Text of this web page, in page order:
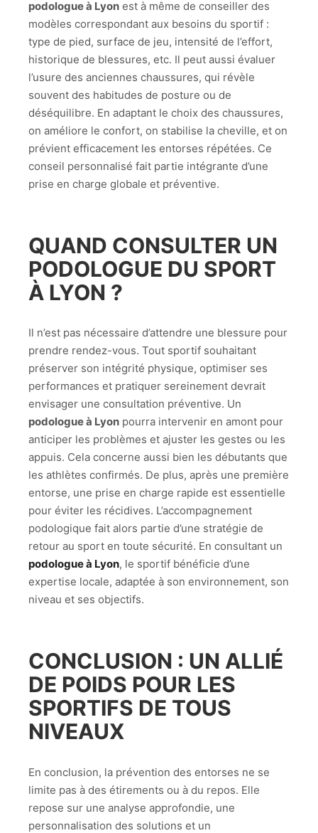
podologue à Lyon est à même de conseiller des
modèles correspondant aux besoins du sportif :
type de pied, surface de jeu, intensité de l’effort,
historique de blessures, etc. Il peut aussi évaluer
l’usure des anciennes chaussures, qui révèle
souvent des habitudes de posture ou de
déséquilibre. En adaptant le choix des chaussures,
on améliore le confort, on stabilise la cheville, et on
prévient efficacement les entorses répétées. Ce
conseil personnalisé fait partie intégrante d’une
prise en charge globale et préventive.
QUAND CONSULTER UN
PODOLOGUE DU SPORT
À LYON ?
Il n’est pas nécessaire d’attendre une blessure pour
prendre rendez-vous. Tout sportif souhaitant
préserver son intégrité physique, optimiser ses
performances et pratiquer sereinement devrait
envisager une consultation préventive. Un
podologue à Lyon pourra intervenir en amont pour
anticiper les problèmes et ajuster les gestes ou les
appuis. Cela concerne aussi bien les débutants que
les athlètes confirmés. De plus, après une première
entorse, une prise en charge rapide est essentielle
pour éviter les récidives. L’accompagnement
podologique fait alors partie d’une stratégie de
retour au sport en toute sécurité. En consultant un
podologue à Lyon, le sportif bénéficie d’une
expertise locale, adaptée à son environnement, son
niveau et ses objectifs.
CONCLUSION : UN ALLIÉ
DE POIDS POUR LES
SPORTIFS DE TOUS
NIVEAUX
En conclusion, la prévention des entorses ne se
limite pas à des étirements ou à du repos. Elle
repose sur une analyse approfondie, une
personnalisation des solutions et un